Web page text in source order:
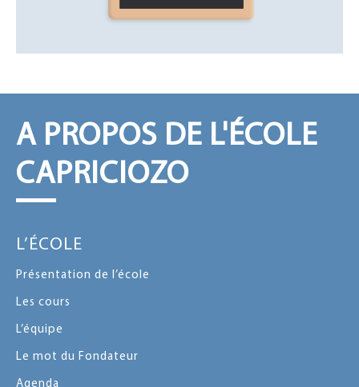
A PROPOS DE L'ÉCOLE
CAPRICIOZO
L’ÉCOLE
Présentation de l’école
Les cours
L’équipe
Le mot du Fondateur
Agenda